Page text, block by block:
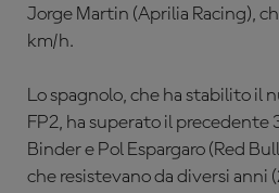
Jorge Martin (Aprilia Racing),
km/h.
Lo spagnolo, che ha stabilito il
FP2, ha superato il precedente
Binder e Pol Espargaro (Red
che resistevano da diversi anni